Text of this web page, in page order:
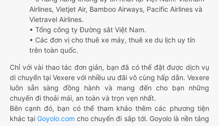
Airlines, Vietjet Air, Bamboo Airways, Pacific Airlines và
Vietravel Airlines.
• Tổng công ty Đường sắt Việt Nam.
• Các đơn vị cho thuê xe máy, thuê xe du lịch uy tín
trên toàn quốc.
Chỉ với vài thao tác đơn giản, bạn đã có thể đặt được dịch vụ
di chuyển tại Vexere với nhiều ưu đãi vô cùng hấp dẫn. Vexere
luôn sẵn sàng đồng hành và mang đến cho bạn những
chuyến đi thoải mái, an toàn và trọn vẹn nhất.
Bên cạnh đó, bạn có thể tham khảo thêm các phương tiện
khác tại Goyolo.com cho chuyến đi sắp tới. Goyolo là nền tảng